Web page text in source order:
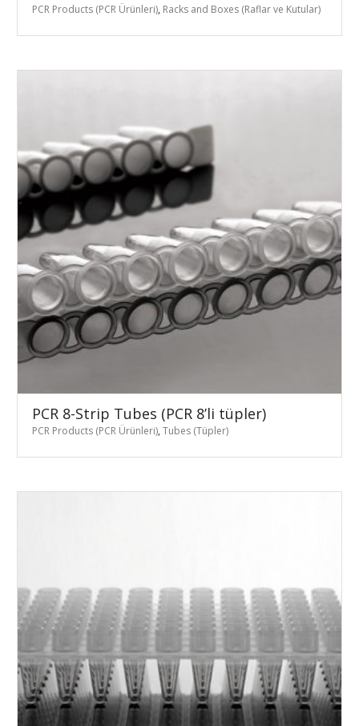
PCR Products (PCR Ürünleri), Racks and Boxes (Raflar ve Kutular)
PCR 8-Strip Tubes (PCR 8’li tüpler)
PCR Products (PCR Ürünleri),Tubes (Tüpler)